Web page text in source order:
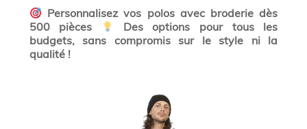
Personnalisez vos polos avec broderie dès
500 pièces
Des options pour tous les
budgets, sans compromis sur le style ni la
qualité !